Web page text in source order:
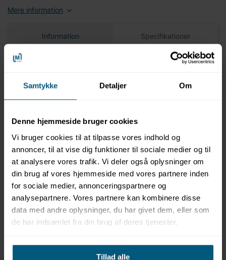
Samtykke Detaljer Om
Denne hjemmeside bruger cookies
Vi bruger cookies til at tilpasse vores indhold og
annoncer, til at vise dig funktioner til sociale medier og til
at analysere vores trafik. Vi deler også oplysninger om
din brug af vores hjemmeside med vores partnere inden
for sociale medier, annonceringspartnere og
analysepartnere. Vores partnere kan kombinere disse
data med andre oplysninger, du har givet dem, eller som
de har indsamlet fra din brug af deres tjenester.
Tillad alle
Mere information
Information Specifikationer
LML raglan livredder T-shirt til herre kombinerer
funktionalitet med et sporty og genkendeligt design, der
og på stranden. T-shirten er fremstillet i let og
aktivitet i varme og fugtige omgivelser. Raglanærmerne
giver øget bevægelsesfrihed i skuldre og arme, hvilket gør
modellen ideel til aktivt arbejde. Det karakteristiske
farvespil mellem krop og ærmer skaber et synligt og
dynamisk udtryk, der egner sig godt til livreddertjeneste.
Der er mulighed for logotryk, som bidrager til et ensartet
og professionelt look. Logotryk bestilles separat – kontakt
LML SPORT for muligheder og bestilling. Fås i flere farver
og størrelser og er velegnet som en del af en samlet